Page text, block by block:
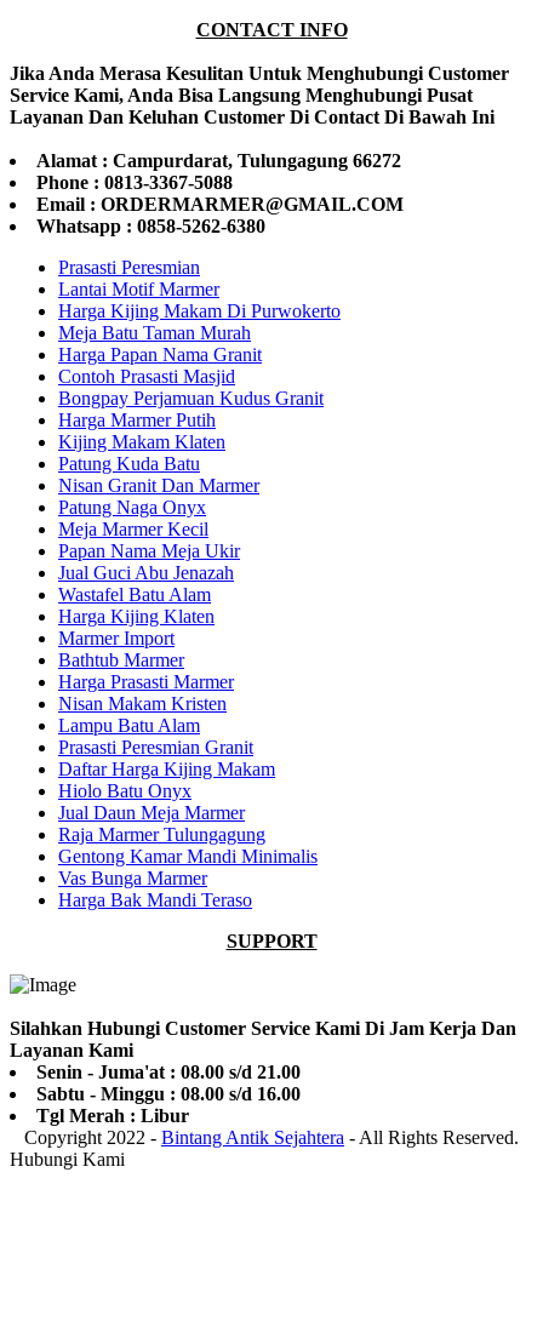
CONTACT INFO
Jika Anda Merasa Kesulitan Untuk Menghubungi Customer
Service Kami, Anda Bisa Langsung Menghubungi Pusat
Layanan Dan Keluhan Customer Di Contact Di Bawah Ini
Alamat : Campurdarat, Tulungagung 66272
Phone : 0813-3367-5088
Email : ORDERMARMER@GMAIL.COM
Whatsapp : 0858-5262-6380
Prasasti Peresmian
Lantai Motif Marmer
Harga Kijing Makam Di Purwokerto
Meja Batu Taman Murah
Harga Papan Nama Granit
Contoh Prasasti Masjid
Bongpay Perjamuan Kudus Granit
Harga Marmer Putih
Kijing Makam Klaten
Patung Kuda Batu
Nisan Granit Dan Marmer
Patung Naga Onyx
Meja Marmer Kecil
Papan Nama Meja Ukir
Jual Guci Abu Jenazah
Wastafel Batu Alam
Harga Kijing Klaten
Marmer Import
Bathtub Marmer
Harga Prasasti Marmer
Nisan Makam Kristen
Lampu Batu Alam
Prasasti Peresmian Granit
Daftar Harga Kijing Makam
Hiolo Batu Onyx
Jual Daun Meja Marmer
Raja Marmer Tulungagung
Gentong Kamar Mandi Minimalis
Vas Bunga Marmer
Harga Bak Mandi Teraso
SUPPORT
Silahkan Hubungi Customer Service Kami Di Jam Kerja Dan
Layanan Kami
Senin - Juma'at : 08.00 s/d 21.00
Sabtu - Minggu : 08.00 s/d 16.00
Tgl Merah : Libur
Copyright 2022 - Bintang Antik Sejahtera - All Rights Reserved.
Hubungi Kami